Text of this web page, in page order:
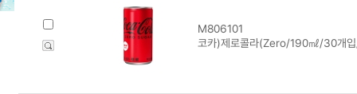
M806101
코카)제로콜라(Zero/190㎖/30개